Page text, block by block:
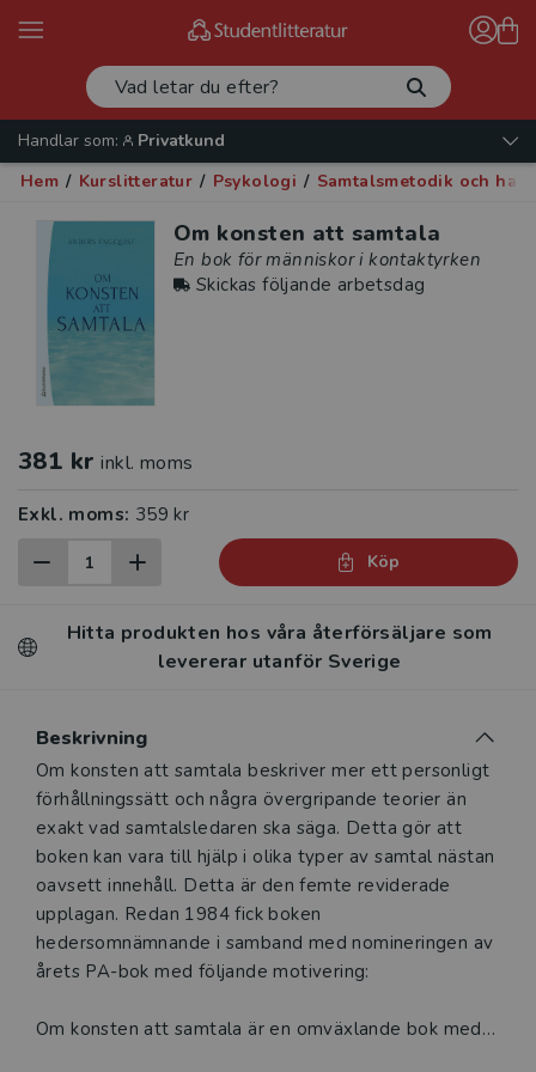
Handlar som:
Privatkund
Hem / Kurslitteratur / Psykologi / Samtalsmetodik och
Om konsten att samtala
En bok för människor i kontaktyrken
Skickas följande arbetsdag
381 kr inkl. moms
Exkl. moms: 359 kr
Köp
Hitta produkten hos våra återförsäljare som
levererar utanför Sverige
Beskrivning
Beskrivning
Om konsten att samtala beskriver mer ett personligt
förhållningssätt och några övergripande teorier än
exakt vad samtalsledaren ska säga. Detta gör att
boken kan vara till hjälp i olika typer av samtal nästan
oavsett innehåll. Detta är den femte reviderade
upplagan. Redan 1984 fick boken
hedersomnämnande i samband med nomineringen av
årets PA-bok med följande motivering:
Om konsten att samtala är en omväxlande bok med